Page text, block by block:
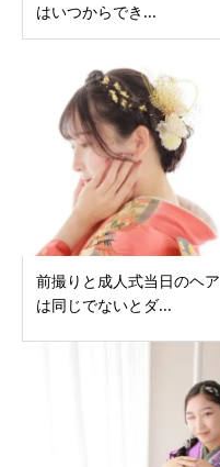
はいつからでき...
前撮りと成人式当日のヘア
は同じでないとダ...